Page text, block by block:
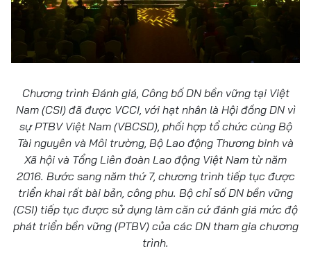
Chương trình Đánh giá, Công bố DN bền vững tại Việt
Nam (CSI) đã được VCCI, với hạt nhân là Hội đồng DN vì
sự PTBV Việt Nam (VBCSD), phối hợp tổ chức cùng Bộ
Tài nguyên và Môi trường, Bộ Lao động Thương binh và
Xã hội và Tổng Liên đoàn Lao động Việt Nam từ năm
2016. Bước sang năm thứ 7, chương trình tiếp tục được
triển khai rất bài bản, công phu. Bộ chỉ số DN bền vững
(CSI) tiếp tục được sử dụng làm căn cứ đánh giá mức độ
phát triển bền vững (PTBV) của các DN tham gia chương
trình.